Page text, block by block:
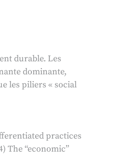
durable. Les
dominante,
les piliers « social
practices
The “economic”